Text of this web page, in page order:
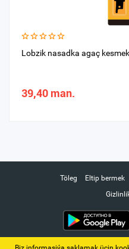
Lobzik nasadka agaç
39,40 man.
Töleg Eltip bermek